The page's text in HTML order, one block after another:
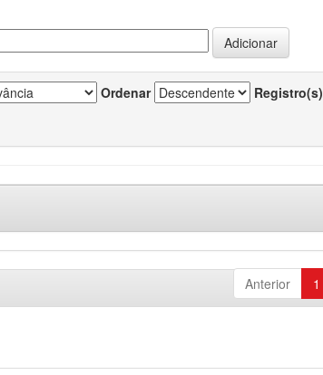
Ordenar Registro(s)
Anterior 1